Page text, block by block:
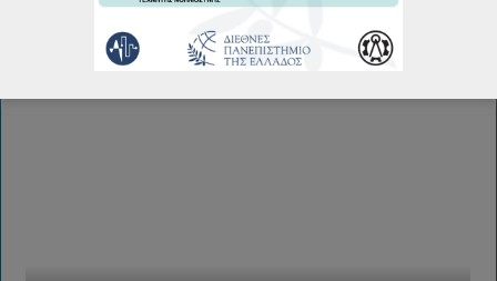
Εργασιών Φεβρουάριου 2026
19/02/2026
Περισσότερα...